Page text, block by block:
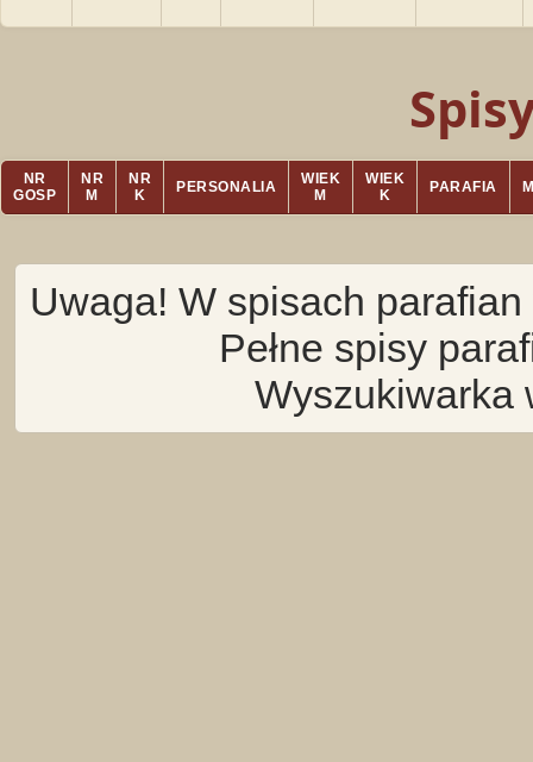
NR
GOSP
NR
M
NR
K
PERSONALIA
WIEK
M
WIEK
K
PARAFIA
Uwaga! W spisach
Pełne spisy
Wyszukiwarka